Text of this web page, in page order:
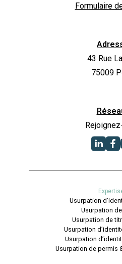
Formulaire
43 Rue
75009
Usurpation
Usurpation
Usurpation de
Usurpation
Usurpation
Usurpation de permis